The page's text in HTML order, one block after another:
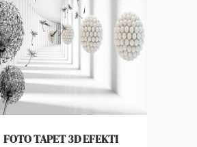
FOTO TAPET 3D EFEKTI